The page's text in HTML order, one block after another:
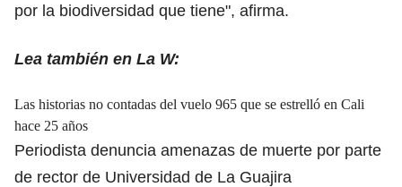
por la biodiversidad que tiene", afirma.
Lea también en La W:
Las historias no contadas del vuelo 965 que se estrelló en Cali
hace 25 años
Periodista denuncia amenazas de muerte por parte
de rector de Universidad de La Guajira